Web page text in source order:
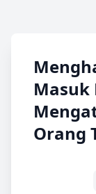
Masuk
Orang